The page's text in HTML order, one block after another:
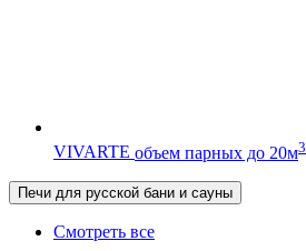
VIVARTE объем парных до 20м3
Печи для русской бани и сауны
Смотреть все